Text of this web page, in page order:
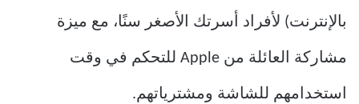
بالإنترنت) لأفراد أسرتك الأصغر سنًا، مع ميزة
مشاركة العائلة من Apple للتحكم في وقت
استخدامهم للشاشة ومشترياتهم.